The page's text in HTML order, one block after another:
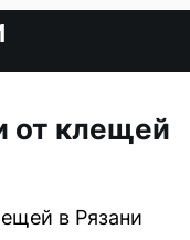
от клещей
в Рязани